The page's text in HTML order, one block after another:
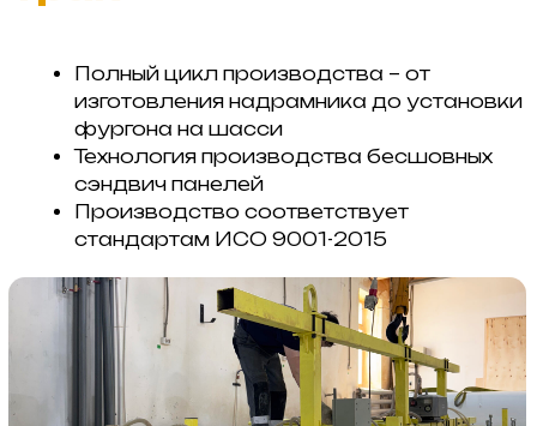
Мастерские
Индивидуальные
решения
Рефрижераторные Вахтовые